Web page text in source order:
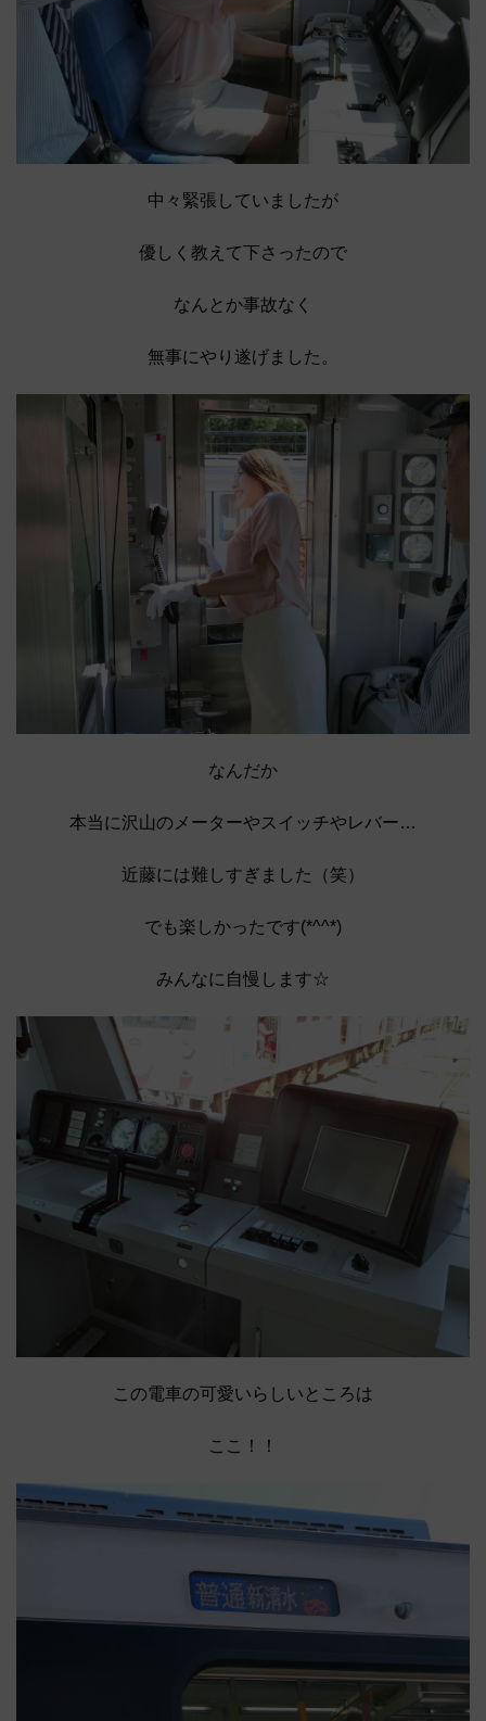
中々緊張していましたが
優しく教えて下さったので
なんとか事故なく
無事にやり遂げました。
なんだか
本当に沢山のメーターやスイッチやレバー…
近藤には難しすぎました（笑）
でも楽しかったです(*^^*)
みんなに自慢します☆
この電車の可愛いらしいところは
ここ！！